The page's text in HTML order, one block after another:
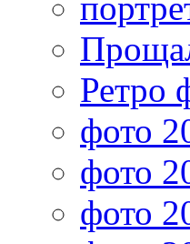
Ретро
фото
фото
фото